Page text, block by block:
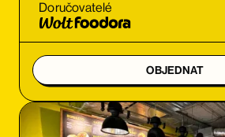
Doručovatelé
OBJEDNAT